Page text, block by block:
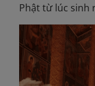
Phật từ lúc sinh